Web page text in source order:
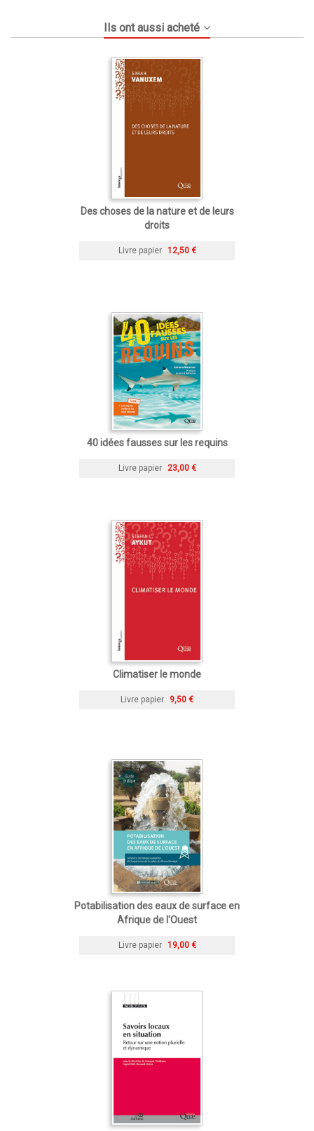
Ils ont aussi acheté
Des choses de la nature et de leurs
droits
Livre papier 12,50 €
40 idées fausses sur les requins
Livre papier 23,00 €
Climatiser le monde
Livre papier 9,50 €
Potabilisation des eaux de surface en
Afrique de l'Ouest
Livre papier 19,00 €